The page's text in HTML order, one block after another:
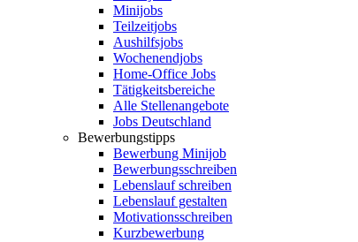
Minijobs
Teilzeitjobs
Aushilfsjobs
Wochenendjobs
Home-Office Jobs
Tätigkeitsbereiche
Alle Stellenangebote
Jobs Deutschland
Bewerbungstipps
Bewerbung Minijob
Bewerbungsschreiben
Lebenslauf schreiben
Lebenslauf gestalten
Motivationsschreiben
Kurzbewerbung